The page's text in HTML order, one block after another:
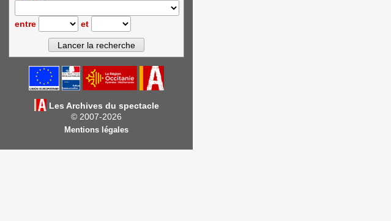
entre et
Les Archives du spectacle
© 2007-2026
Mentions légales